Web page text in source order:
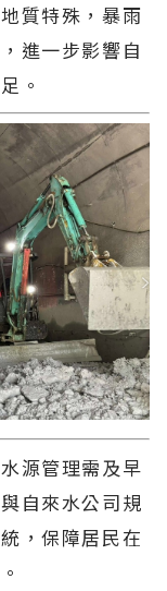
質特殊，暴雨
進一步影響自
。
源管理需及早
自來水公司規
，保障居民在